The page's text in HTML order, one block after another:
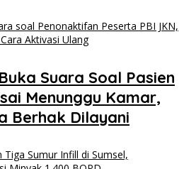
Suara Soal Pasien
Menunggu Kamar,
Berhak Dilayani